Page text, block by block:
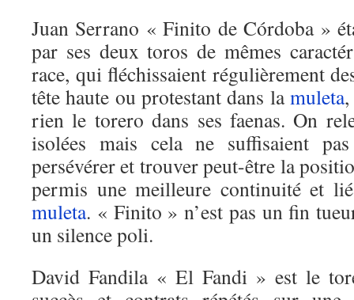
Juan Serrano « Finito de Córdoba »
par ses deux toros de mêmes
race, qui fléchissaient régulièrement
tête haute ou protestant dans lamuleta,
rien le torero dans ses faenas. On
isolées mais cela ne suffisaient
persévérer et trouver peut-être la
permis une meilleure continuité et
muleta. « Finito » n’est pas un fin
un silence poli.
David Fandila « El Fandi » est le